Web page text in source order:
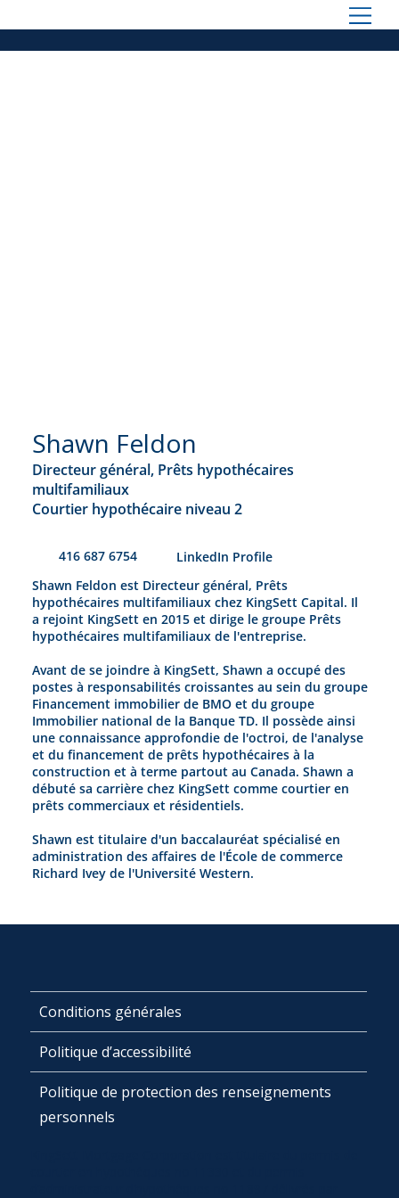
Shawn Feldon
Directeur général, Prêts hypothécaires
multifamiliaux
Courtier hypothécaire niveau 2
416 687 6754
​LinkedIn Profile
Shawn Feldon est Directeur général, Prêts
hypothécaires multifamiliaux chez KingSett Capital. Il
a rejoint KingSett en 2015 et dirige le groupe Prêts
hypothécaires multifamiliaux de l'entreprise.
Avant de se joindre à KingSett, Shawn a occupé des
postes à responsabilités croissantes au sein du groupe
Financement immobilier de BMO et du groupe
Immobilier national de la Banque TD. Il possède ainsi
une connaissance approfondie de l'octroi, de l'analyse
et du financement de prêts hypothécaires à la
construction et à terme partout au Canada. Shawn a
débuté sa carrière chez KingSett comme courtier en
prêts commerciaux et résidentiels.
Shawn est titulaire d'un baccalauréat spécialisé en
administration des affaires de l'École de commerce
Richard Ivey de l'Université Western.
Conditions générales
Politique d’accessibilité
Politique de protection des renseignements
personnels